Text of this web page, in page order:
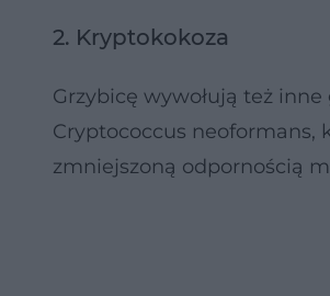
2. Kryptokokoza
Grzybicę wywołują też
Cryptococcus neoformans,
zmniejszoną odpornością